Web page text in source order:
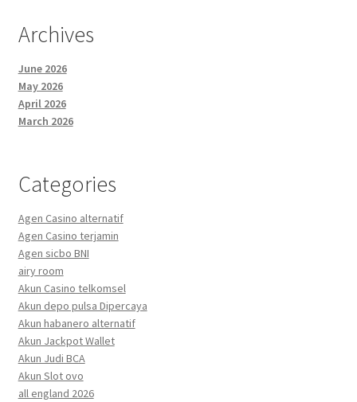
Archives
June 2026
May 2026
April 2026
March 2026
Categories
Agen Casino alternatif
Agen Casino terjamin
Agen sicbo BNI
airy room
Akun Casino telkomsel
Akun depo pulsa Dipercaya
Akun habanero alternatif
Akun Jackpot Wallet
Akun Judi BCA
Akun Slot ovo
all england 2026